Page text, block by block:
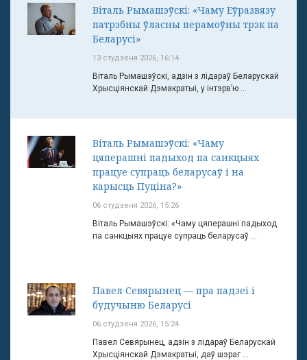
Віталь Рымашэўскі: «Чаму Еўразвязу
патрэбны ўласны перамоўны трэк па
Беларусі»
13 студзеня 2026, 16:14
Віталь Рымашэўскі, адзін з лідараў Беларускай
Хрысціянскай Дэмакратыі, у інтэрв’ю ...
Віталь Рымашэўскі: «Чаму
цяперашні падыход па санкцыях
працуе супраць беларусаў і на
карысць Пуціна?»
06 студзеня 2026, 15:26
Віталь Рымашэўскі: «Чаму цяперашні падыход
па санкцыях працуе супраць беларусаў ...
Павел Севярынец — пра падзеі і
будучыню Беларусі
06 студзеня 2026, 15:24
Павел Севярынец, адзін з лідараў Беларускай
Хрысціянскай Дэмакратыі, даў шэраг ...